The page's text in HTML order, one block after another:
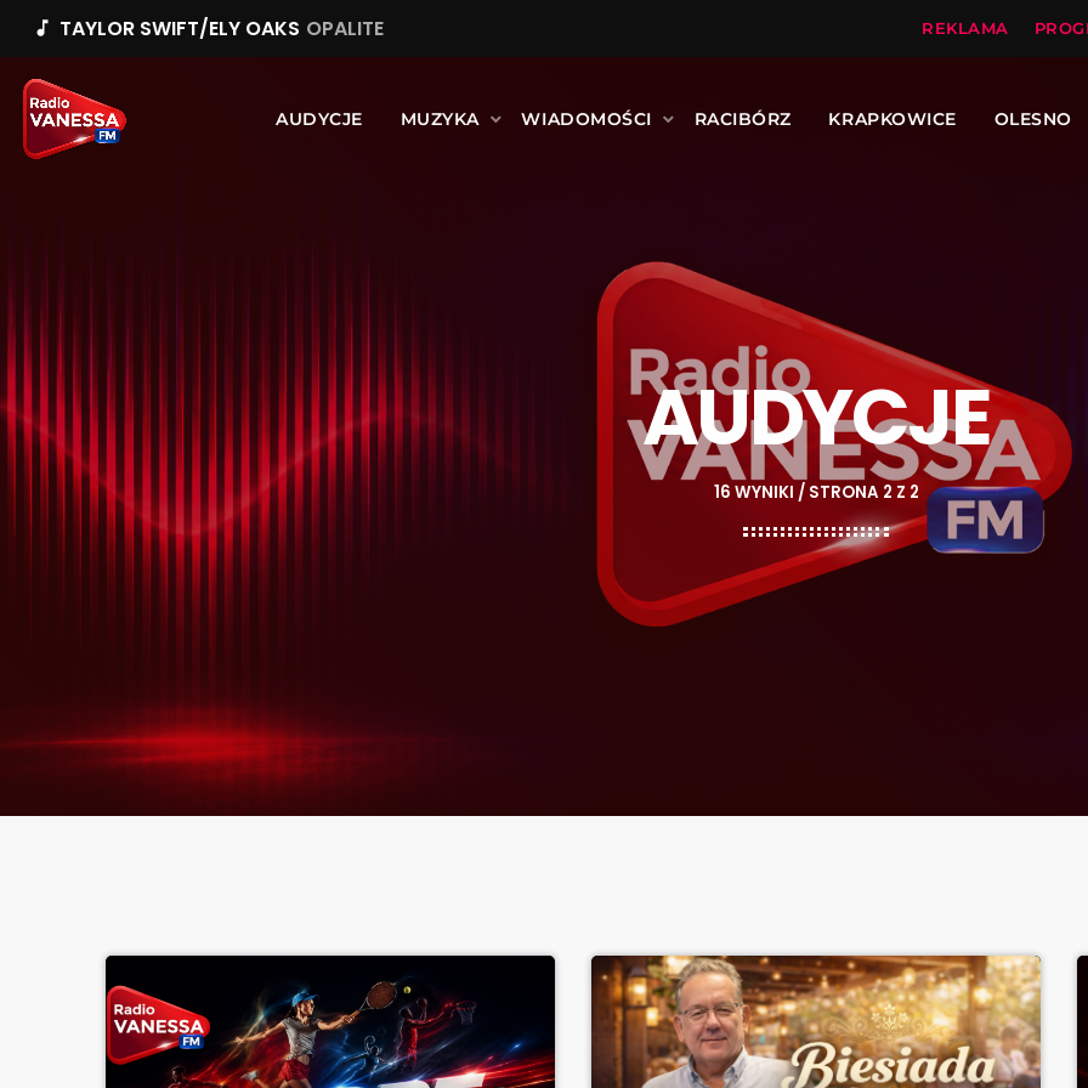
music_note TAYLOR SWIFT/ELY OAKS OPALITE REKLAMA
AUDYCJE MUZYKA WIADOMOŚCI RACIBÓRZ KRAPKOWICE OLESNO
AUDYCJE
16 WYNIKI / STRONA 2 Z 2